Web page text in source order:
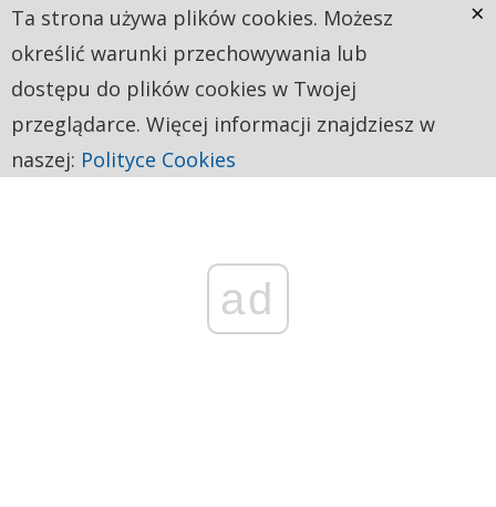
ad
Ta strona używa plików cookies. Możesz
określić warunki przechowywania lub
dostępu do plików cookies w Twojej
przeglądarce. Więcej informacji znajdziesz w
naszej: Polityce Cookies
×